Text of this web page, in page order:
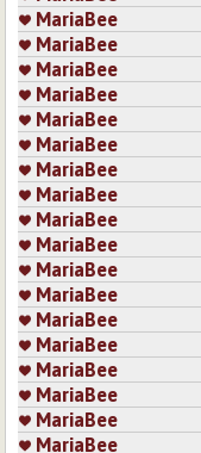
MariaBee
MariaBee
MariaBee
MariaBee
MariaBee
MariaBee
MariaBee
MariaBee
MariaBee
MariaBee
MariaBee
MariaBee
MariaBee
MariaBee
MariaBee
MariaBee
MariaBee
MariaBee